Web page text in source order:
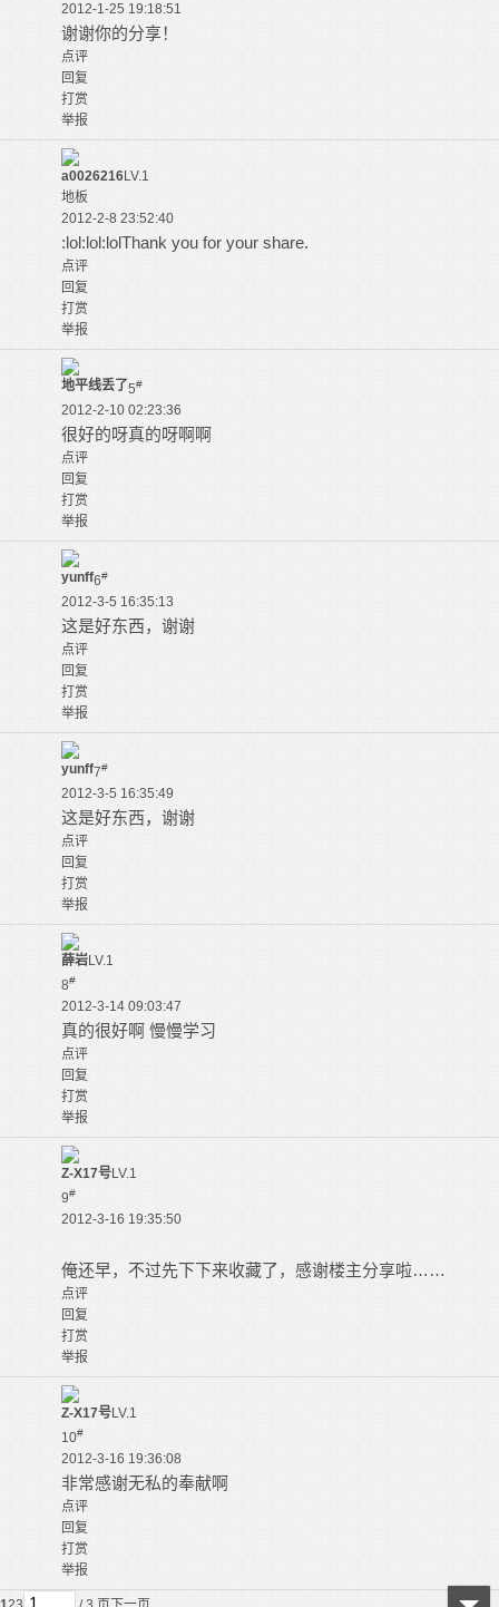
2012-1-25 19:18:51
谢谢你的分享！
点评
回复
打赏
举报
a0026216LV.1
地板
2012-2-8 23:52:40
:lol:lol:lolThank you for your share.
点评
回复
打赏
举报
地平线丢了5#
2012-2-10 02:23:36
很好的呀真的呀啊啊
点评
回复
打赏
举报
yunff6#
2012-3-5 16:35:13
这是好东西，谢谢
点评
回复
打赏
举报
yunff7#
2012-3-5 16:35:49
这是好东西，谢谢
点评
回复
打赏
举报
薛岩LV.1
8#
2012-3-14 09:03:47
真的很好啊 慢慢学习
点评
回复
打赏
举报
Z-X17号LV.1
9#
2012-3-16 19:35:50
俺还早，不过先下下来收藏了，感谢楼主分享啦……
点评
回复
打赏
举报
Z-X17号LV.1
10#
2012-3-16 19:36:08
非常感谢无私的奉献啊
点评
回复
打赏
举报